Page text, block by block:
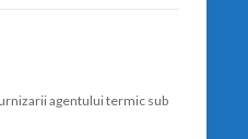
agentului termic sub